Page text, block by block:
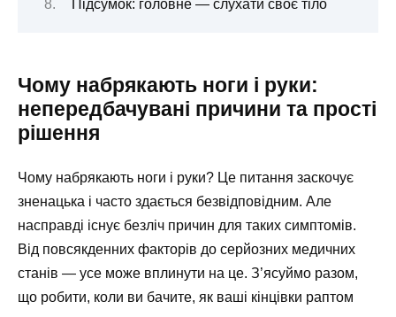
Підсумок: головне — слухати своє тіло
Чому набрякають ноги і руки:
непередбачувані причини та прості
рішення
Чому набрякають ноги і руки? Це питання заскочує
зненацька і часто здається безвідповідним. Але
насправді існує безліч причин для таких симптомів.
Від повсякденних факторів до серйозних медичних
станів — усе може вплинути на це. З’ясуймо разом,
що робити, коли ви бачите, як ваші кінцівки раптом